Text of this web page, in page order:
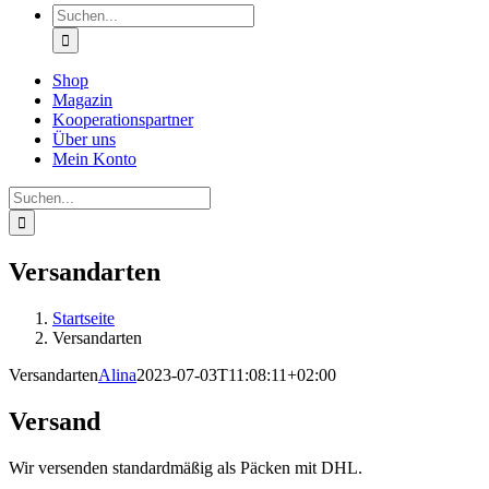
Suche
nach:
Shop
Magazin
Kooperationspartner
Über uns
Mein Konto
Suche
nach:
Versandarten
Startseite
Versandarten
VersandartenAlina2023-07-03T11:08:11+02:00
Versand
Wir versenden standardmäßig als Päcken mit DHL.